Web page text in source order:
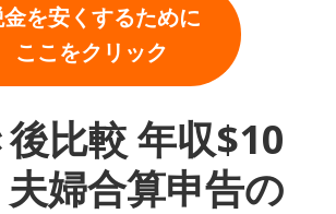
を安くするために
ここをクリック
比較 年収$10
婦合算申告の